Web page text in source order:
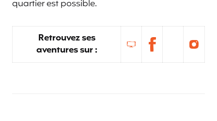
quartier est possible.
Retrouvez ses
aventures sur :